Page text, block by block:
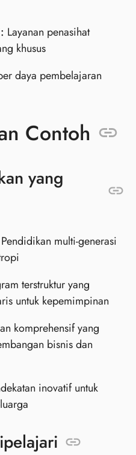
Layanan penasihat
khusus
daya pembelajaran
Contoh
yang
Pendidikan multi-generasi
terstruktur yang
untuk kepemimpinan
komprehensif yang
bisnis dan
inovatif untuk